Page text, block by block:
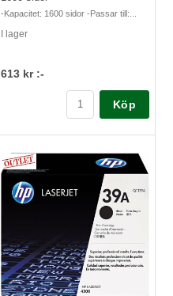
-Kapacitet: 1600 sidor -Passar till:...
I lager
613 kr :-
Köp